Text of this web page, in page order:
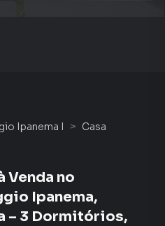
Ipanema I
Casa
Venda no
Ipanema,
– 3 Dormitórios,